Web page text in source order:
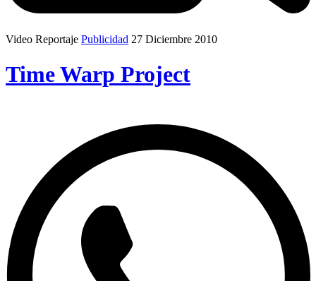
Video Reportaje Publicidad 27 Diciembre 2010
Time Warp Project